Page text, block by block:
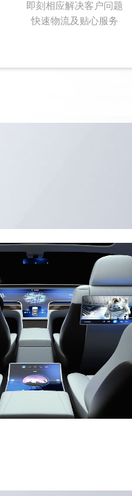
即刻相应解决客户问题
快速物流及贴心服务